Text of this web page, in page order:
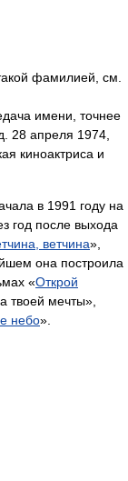
фамилией, см.
имени, точнее
28 апреля 1974,
киноактриса и
в 1991 году на
год после выхода
ветчина»,
она построила
«Открой
твоей мечты»,
небо».